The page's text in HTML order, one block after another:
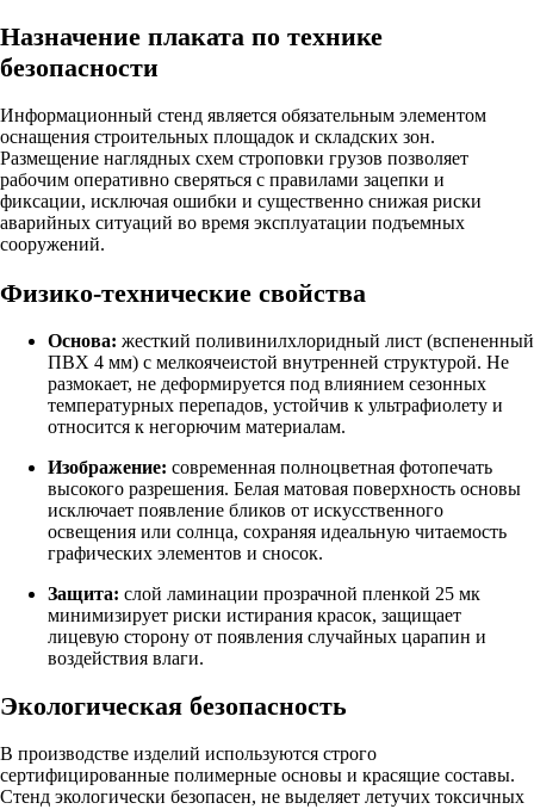
Назначение плаката по технике
безопасности
Информационный стенд является обязательным элементом
оснащения строительных площадок и складских зон.
Размещение наглядных схем строповки грузов позволяет
рабочим оперативно сверяться с правилами зацепки и
фиксации, исключая ошибки и существенно снижая риски
аварийных ситуаций во время эксплуатации подъемных
сооружений.
Физико-технические свойства
Основа: жесткий поливинилхлоридный лист (вспененный
ПВХ 4 мм) с мелкоячеистой внутренней структурой. Не
размокает, не деформируется под влиянием сезонных
температурных перепадов, устойчив к ультрафиолету и
относится к негорючим материалам.
Изображение: современная полноцветная фотопечать
высокого разрешения. Белая матовая поверхность основы
исключает появление бликов от искусственного
освещения или солнца, сохраняя идеальную читаемость
графических элементов и сносок.
Защита: слой ламинации прозрачной пленкой 25 мк
минимизирует риски истирания красок, защищает
лицевую сторону от появления случайных царапин и
воздействия влаги.
Экологическая безопасность
В производстве изделий используются строго
сертифицированные полимерные основы и красящие составы.
Стенд экологически безопасен, не выделяет летучих токсичных